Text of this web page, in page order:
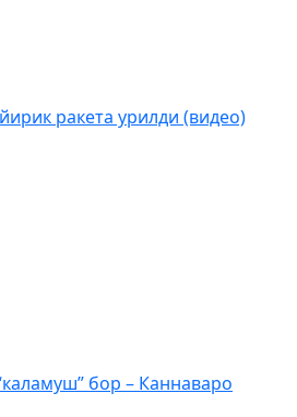
ракета урилди (видео)
бор – Каннаваро